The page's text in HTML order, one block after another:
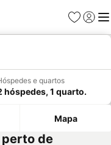
Favoritos
Iniciar
e quartos
hóspedes, 1 quarto.
Mapa
de